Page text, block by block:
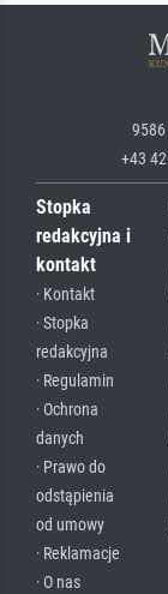
9586
+43
Stopka
redakcyjna i
kontakt
· Kontakt
· Stopka
redakcyjna
· Regulamin
· Ochrona
danych
· Prawo do
odstąpienia
od umowy
· Reklamacje
· O nas